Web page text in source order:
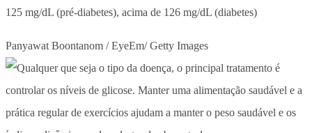
125 mg/dL (pré-diabetes), acima de 126 mg/dL (diabetes)
Panyawat Boontanom / EyeEm/ Getty Images